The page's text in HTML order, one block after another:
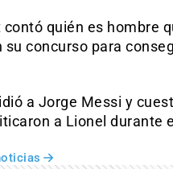
contó quién es hombre
su concurso para
a Jorge Messi y
a Lionel durante